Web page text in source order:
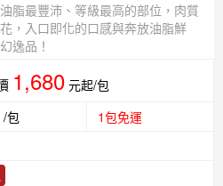
脂最豐沛、等級最高的部位，肉質
，入口即化的口感與奔放油脂鮮
逸品！
1,680 元起/包
/包
1包免運